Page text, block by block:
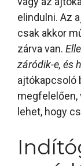
elindulni. Az
csak akkor
zárva van.
záródik-e, és
ajtókapcsoló
megfelelően,
lehet, hogy